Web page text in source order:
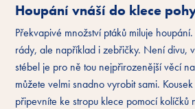
Houpání vnáší do klece
Překvapivé množství ptáků miluje
rády, ale například i zebřičky. Není divu,
stébel je pro ně tou nejpřirozenější věcí
můžete velmi snadno vyrobit sami.
připevníte ke stropu klece pomocí kolíčků